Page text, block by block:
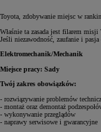
Toyota, zdobywanie miejsc w
Właśnie ta zasada jest filarem
Jeśli niezawodność, zaufanie i
Elektromechanik/Mechanik
Miejsce pracy: Sady
Twój zakres obowiązków:
- rozwiązywanie problemów
- montaż oraz demontaż
- wykonywanie przeglądów
- naprawy serwisowe i gwarancyjne